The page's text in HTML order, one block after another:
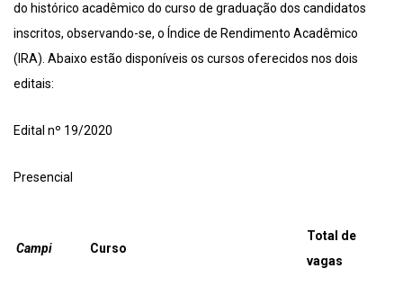
do histórico acadêmico do curso de graduação dos candidatos
inscritos, observando-se, o Índice de Rendimento Acadêmico
(IRA). Abaixo estão disponíveis os cursos oferecidos nos dois
editais:
Edital nº 19/2020
Presencial
Campi Curso
Total de
vagas